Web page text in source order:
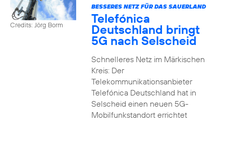
Credits: Jörg Borm
BESSERES NETZ FÜR DAS SAUERLAND
Telefónica
Deutschland bringt
5G nach Selscheid
Schnelleres Netz im Märkischen
Kreis: Der
Telekommunikationsanbieter
Telefónica Deutschland hat in
Selscheid einen neuen 5G-
Mobilfunkstandort errichtet